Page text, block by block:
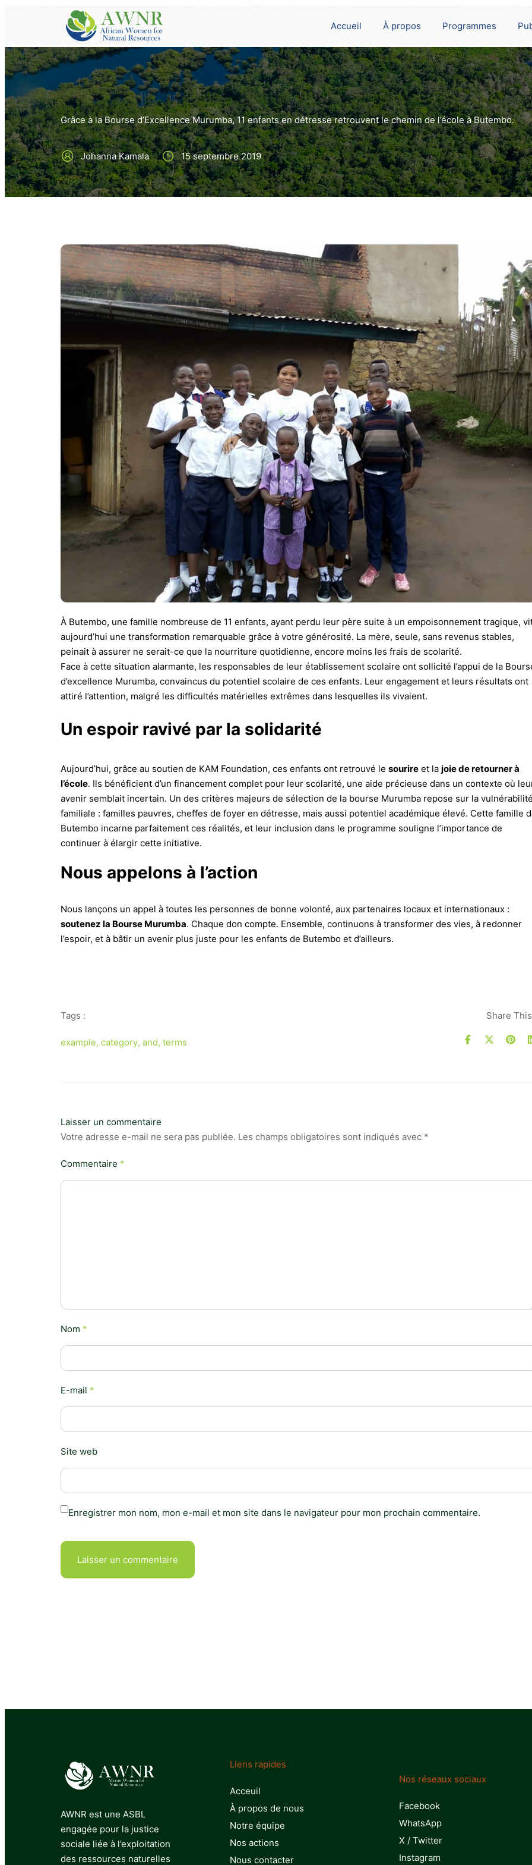
Accueil À propos Programmes
Grâce à la Bourse d’Excellence Murumba, 11 enfants en détresse retrouvent le chemin de l’école à Butembo.
Johanna Kamala 15 septembre 2019
À Butembo, une famille nombreuse de 11 enfants, ayant perdu leur père suite à un empoisonnement tragique,
aujourd’hui une transformation remarquable grâce à votre générosité. La mère, seule, sans revenus stables,
peinait à assurer ne serait-ce que la nourriture quotidienne, encore moins les frais de scolarité.
Face à cette situation alarmante, les responsables de leur établissement scolaire ont sollicité l’appui de la
d’excellence Murumba, convaincus du potentiel scolaire de ces enfants. Leur engagement et leurs résultats ont
attiré l’attention, malgré les difficultés matérielles extrêmes dans lesquelles ils vivaient.
Un espoir ravivé par la solidarité
Aujourd’hui, grâce au soutien de KAM Foundation, ces enfants ont retrouvé le sourire et la joie de retourner à
l’école. Ils bénéficient d’un financement complet pour leur scolarité, une aide précieuse dans un contexte où
avenir semblait incertain. Un des critères majeurs de sélection de la bourse Murumba repose sur la vulnérabilité
familiale : familles pauvres, cheffes de foyer en détresse, mais aussi potentiel académique élevé. Cette famille
Butembo incarne parfaitement ces réalités, et leur inclusion dans le programme souligne l’importance de
continuer à élargir cette initiative.
Nous appelons à l’action
Nous lançons un appel à toutes les personnes de bonne volonté, aux partenaires locaux et internationaux :
soutenez la Bourse Murumba. Chaque don compte. Ensemble, continuons à transformer des vies, à redonner
l’espoir, et à bâtir un avenir plus juste pour les enfants de Butembo et d’ailleurs.
Tags :
example, category, and, terms
Share
Laisser un commentaire
Votre adresse e-mail ne sera pas publiée. Les champs obligatoires sont indiqués avec *
Commentaire *
Nom *
E-mail *
Site web
Enregistrer mon nom, mon e-mail et mon site dans le navigateur pour mon prochain commentaire.
AWNR est une ASBL
engagée pour la justice
sociale liée à l’exploitation
des ressources naturelles
Liens rapides
Acceuil
À propos de nous
Notre équipe
Nos actions
Nous contacter
Nos réseaux sociaux
Facebook
WhatsApp
X / Twitter
Instagram